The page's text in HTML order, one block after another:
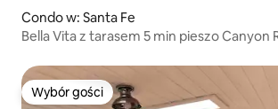
Condo w: Santa Fe
Bella Vita z tarasem 5 min pieszo Canyon
Wybór gości
Wybór gości